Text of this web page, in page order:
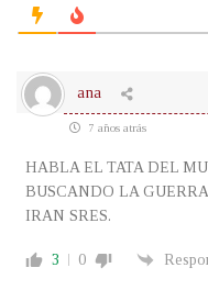
ana
7 años atrás
HABLA EL TATA DEL
BUSCANDO LA
IRAN SRES.
3 0